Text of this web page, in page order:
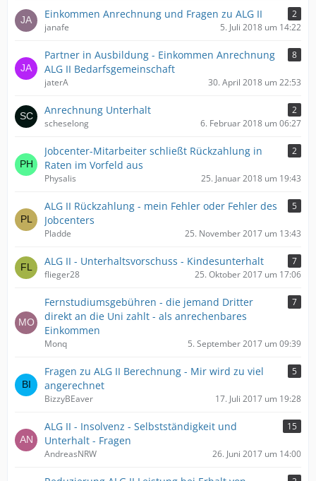
Einkommen Anrechnung und Fragen zu ALG II
2
janafe
5. Juli 2018 um 14:22
Partner in Ausbildung - Einkommen Anrechnung
ALG II Bedarfsgemeinschaft
8
jaterA 30. April 2018 um 22:53
Anrechnung Unterhalt
2
scheselong
6. Februar 2018 um 06:27
Jobcenter-Mitarbeiter schließt Rückzahlung in
Raten im Vorfeld aus
2
Physalis 25. Januar 2018 um 19:43
ALG II Rückzahlung - mein Fehler oder Fehler des
Jobcenters
5
Pladde 25. November 2017 um 13:43
ALG II - Unterhaltsvorschuss - Kindesunterhalt
7
flieger28
25. Oktober 2017 um 17:06
Fernstudiumsgebühren - die jemand Dritter
direkt an die Uni zahlt - als anrechenbares
Einkommen
7
Monq 5. September 2017 um 09:39
Fragen zu ALG II Berechnung - Mir wird zu viel
angerechnet
5
BizzyBEaver 17. Juli 2017 um 19:28
ALG II - Insolvenz - Selbstständigkeit und
Unterhalt - Fragen
15
AndreasNRW 26. Juni 2017 um 14:00